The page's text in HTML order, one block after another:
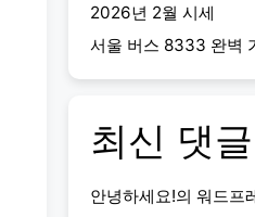
2026년 2월 시세
서울 버스 8333 완벽
최신 댓글
안녕하세요!의 워드프